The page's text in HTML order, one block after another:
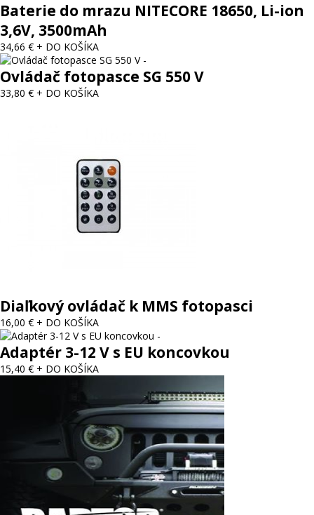
Baterie do mrazu NITECORE 18650, Li-ion
3,6V, 3500mAh
34,66 € + DO KOŠÍKA
Ovládač fotopasce SG 550 V
33,80 € + DO KOŠÍKA
Diaľkový ovládač k MMS fotopasci
16,00 € + DO KOŠÍKA
Adaptér 3-12 V s EU koncovkou
15,40 € + DO KOŠÍKA